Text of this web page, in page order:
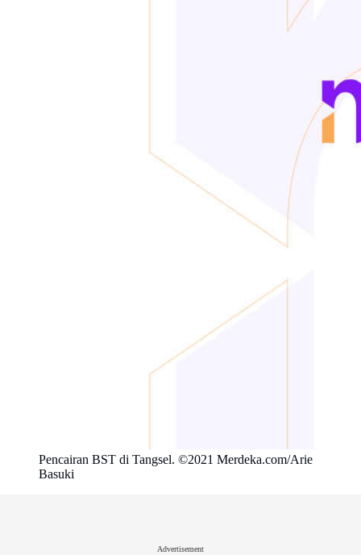
Pencairan BST di Tangsel. ©2021 Merdeka.com/Arie
Basuki
Advertisement